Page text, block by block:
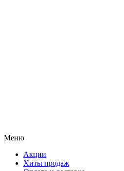
Меню
Акции
Хиты продаж